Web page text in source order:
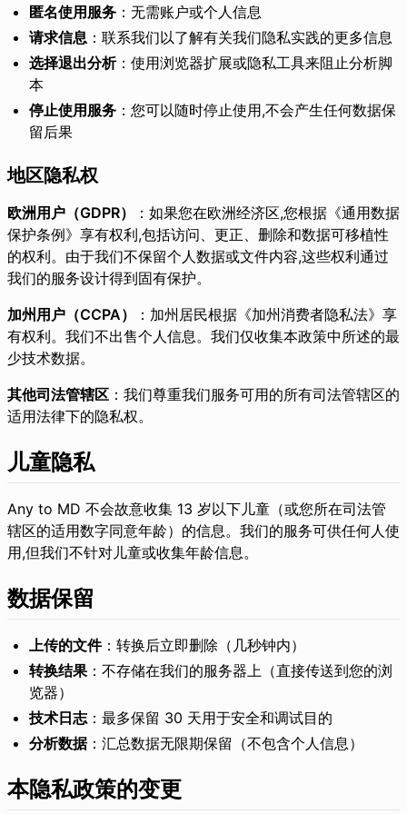
匿名使用服务 ：无需账户或个人信息
请求信息 ：联系我们以了解有关我们隐私实践的更多信息
选择退出分析：使用浏览器扩展或隐私工具来阻止分析脚
本
停止使用服务 ：您可以随时停止使用,不会产生任何数据保
留后果
地区隐私权
欧洲用户（GDPR）
：如果您在欧洲经济区,您根据《通用数据
保护条例》享有权利,包括访问、更正、删除和数据可移植性
的权利。由于我们不保留个人数据或文件内容,这些权利通过
我们的服务设计得到固有保护。
加州用户（CCPA）
：加州居民根据《加州消费者隐私法》享
有权利。我们不出售个人信息。我们仅收集本政策中所述的最
少技术数据。
其他司法管辖区 ：我们尊重我们服务可用的所有司法管辖区的
适用法律下的隐私权。
儿童隐私
Any to MD 不会故意收集 13 岁以下儿童（或您所在司法管
辖区的适用数字同意年龄）的信息。我们的服务可供任何人使
用,但我们不针对儿童或收集年龄信息。
数据保留
上传的文件：转换后立即删除（几秒钟内）
转换结果：不存储在我们的服务器上（直接传送到您的浏
览器）
技术日志：最多保留 30 天用于安全和调试目的
分析数据：汇总数据无限期保留（不包含个人信息）
本隐私政策的变更